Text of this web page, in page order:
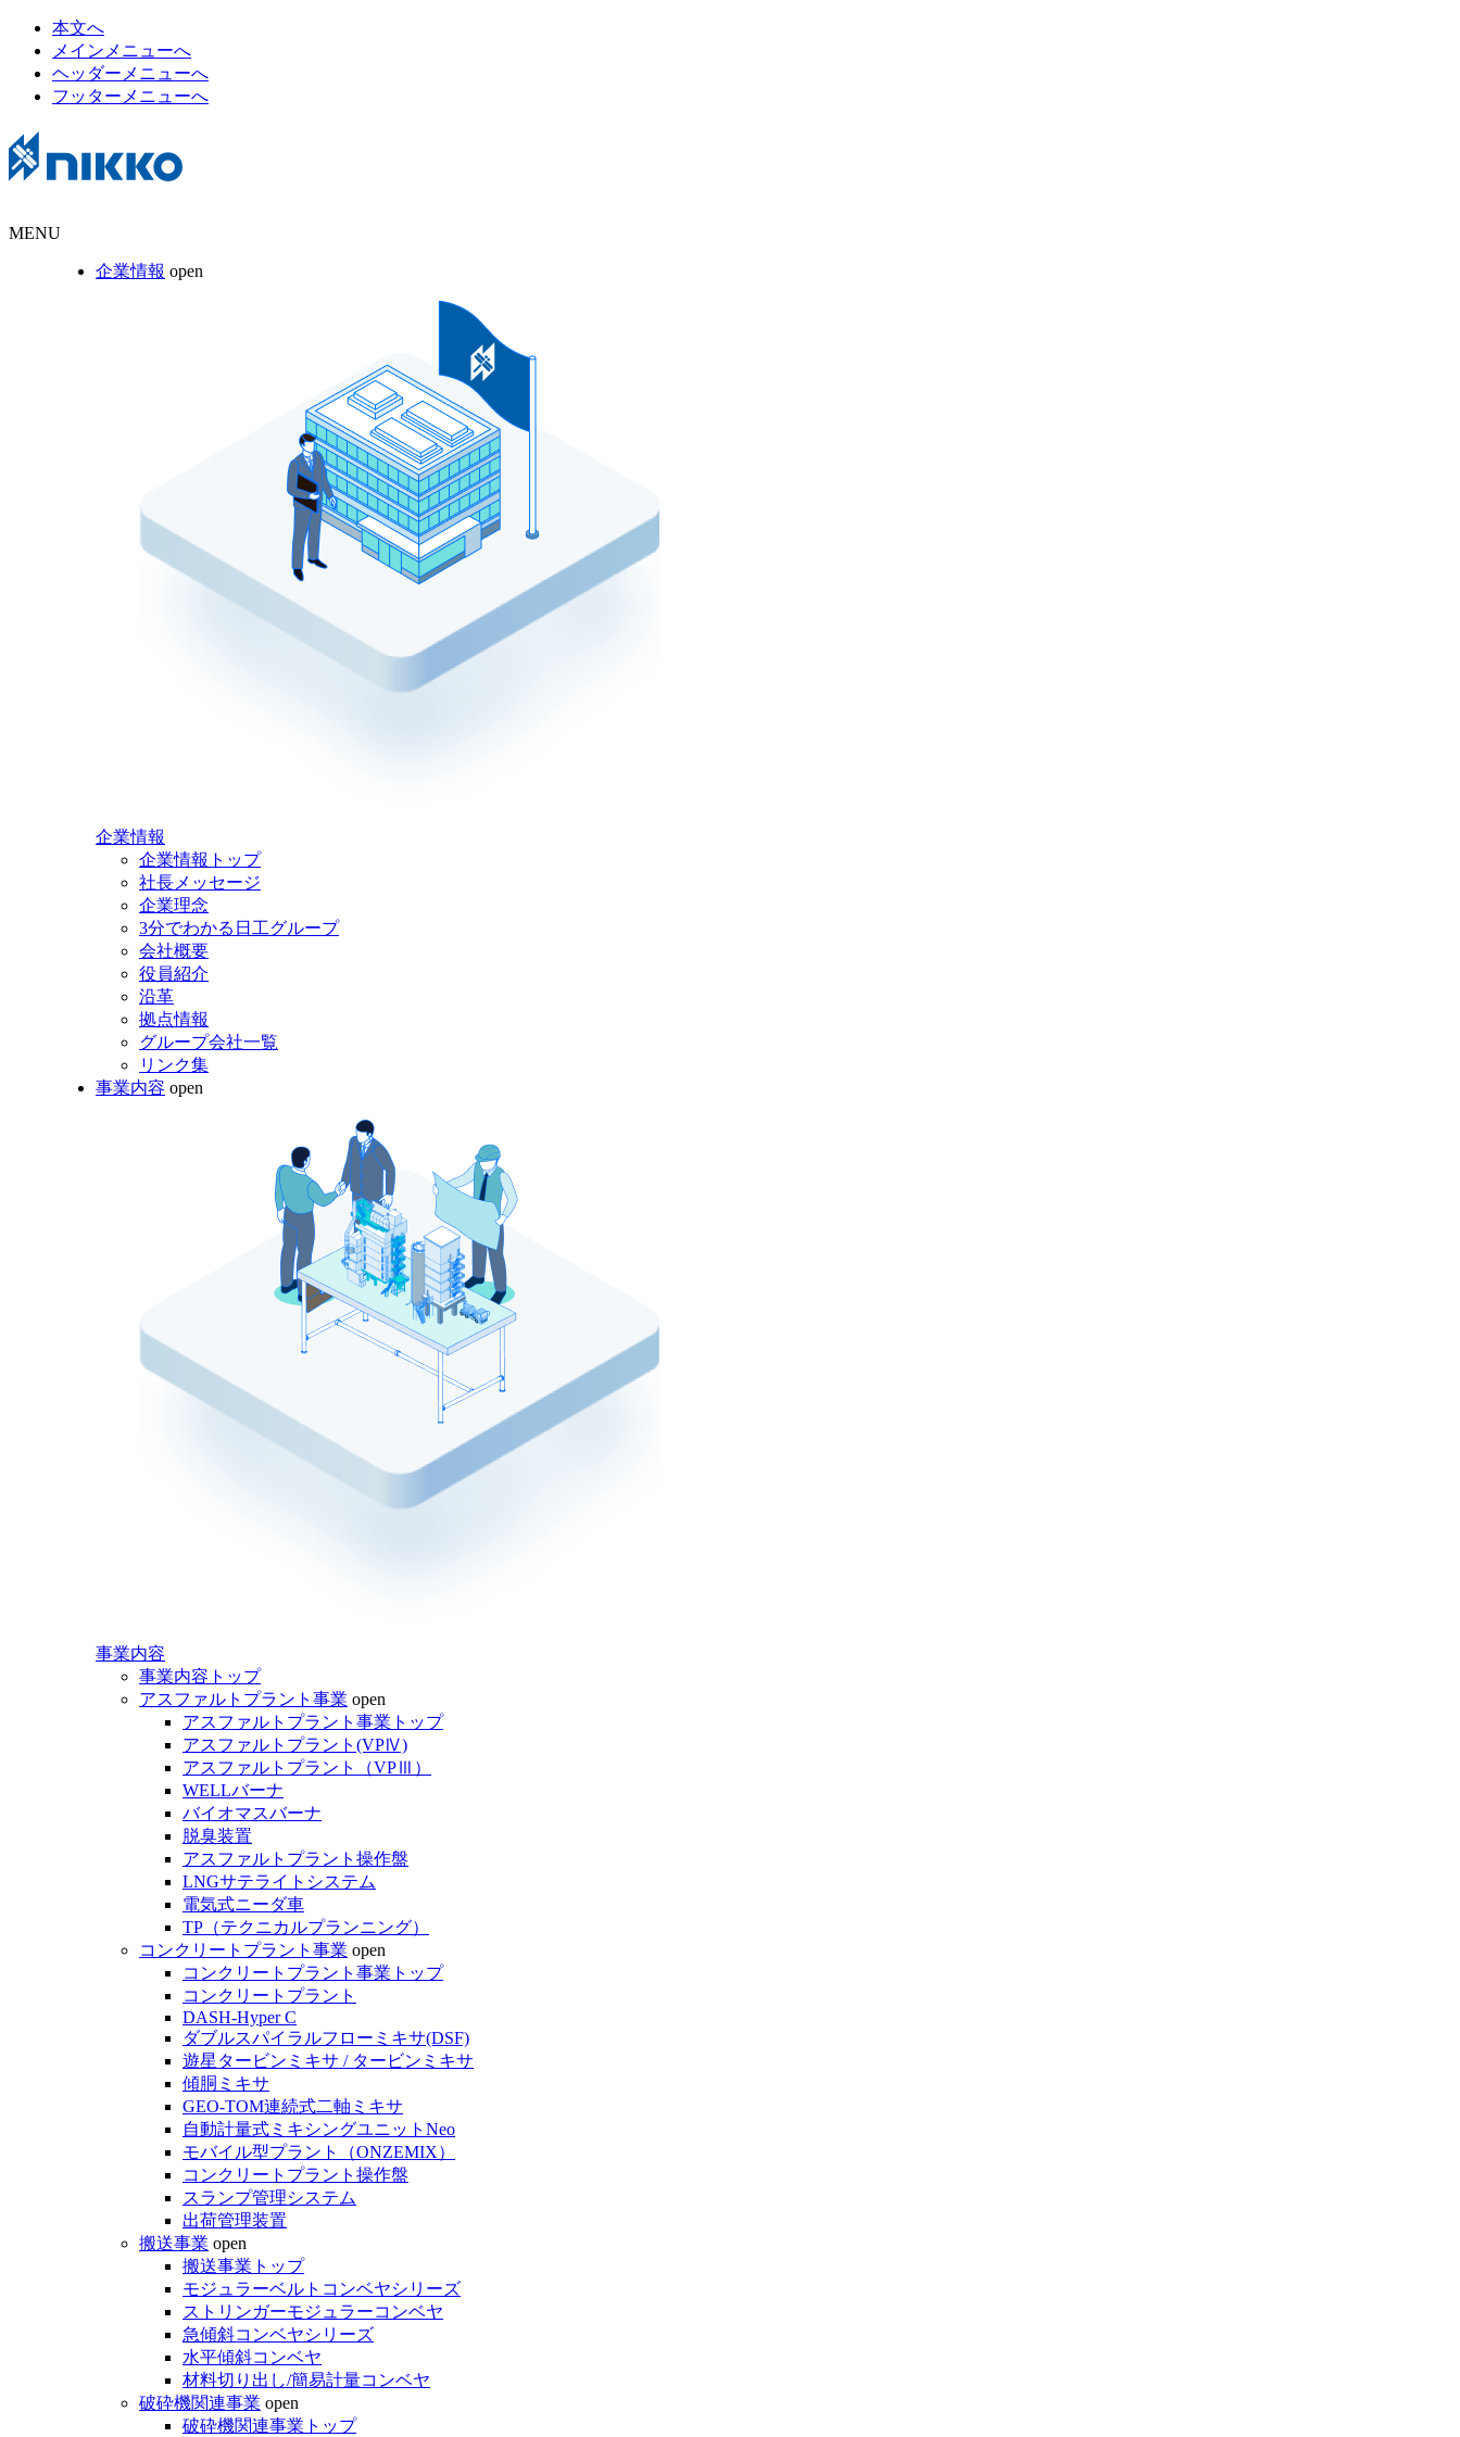
本文へ
メインメニューへ
ヘッダーメニューへ
フッターメニューへ
MENU
企業情報 open
企業情報
企業情報トップ
社長メッセージ
企業理念
3分でわかる日工グループ
会社概要
役員紹介
沿革
拠点情報
グループ会社一覧
リンク集
事業内容 open
事業内容
事業内容トップ
アスファルトプラント事業 open
アスファルトプラント事業トップ
アスファルトプラント(VPⅣ)
アスファルトプラント（VPⅢ）
WELLバーナ
バイオマスバーナ
脱臭装置
アスファルトプラント操作盤
LNGサテライトシステム
電気式ニーダ車
TP（テクニカルプランニング）
コンクリートプラント事業 open
コンクリートプラント事業トップ
コンクリートプラント
DASH-Hyper C
ダブルスパイラルフローミキサ(DSF)
遊星タービンミキサ / タービンミキサ
傾胴ミキサ
GEO-TOM連続式二軸ミキサ
自動計量式ミキシングユニットNeo
モバイル型プラント（ONZEMIX）
コンクリートプラント操作盤
スランプ管理システム
出荷管理装置
搬送事業 open
搬送事業トップ
モジュラーベルトコンベヤシリーズ
ストリンガーモジュラーコンベヤ
急傾斜コンベヤシリーズ
水平傾斜コンベヤ
材料切り出し/簡易計量コンベヤ
破砕機関連事業 open
破砕機関連事業トップ